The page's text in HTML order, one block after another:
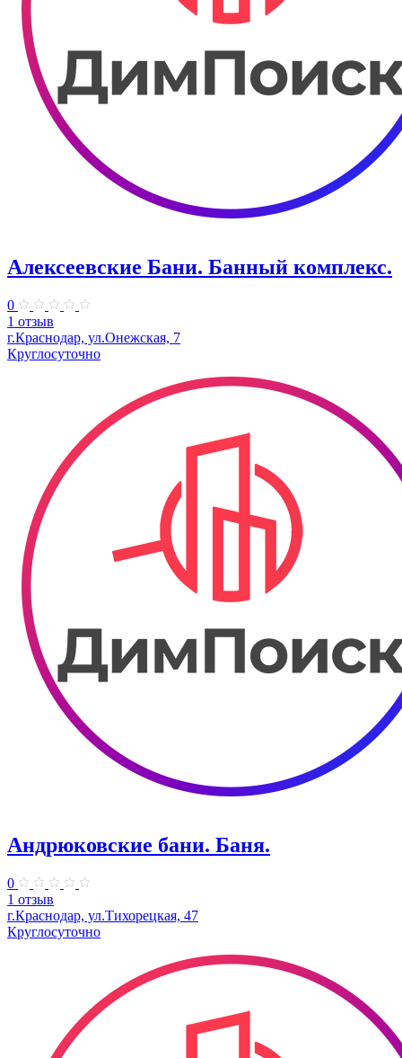
Алексеевские Бани. Банный комплекс.
0
1 отзыв
г.Краснодар, ул.Онежская, 7
Круглосуточно
Андрюковские бани. Баня.
0
1 отзыв
г.Краснодар, ул.Тихорецкая, 47
Круглосуточно